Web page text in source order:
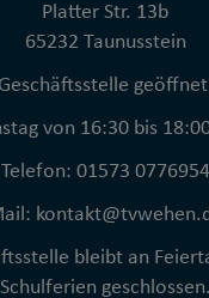
Platter Str. 13b
65232 Taunusstein
Geschäftsstelle
von 16:30 bis
Telefon: 01573 0776954
bleibt an
Schulferien geschlossen.